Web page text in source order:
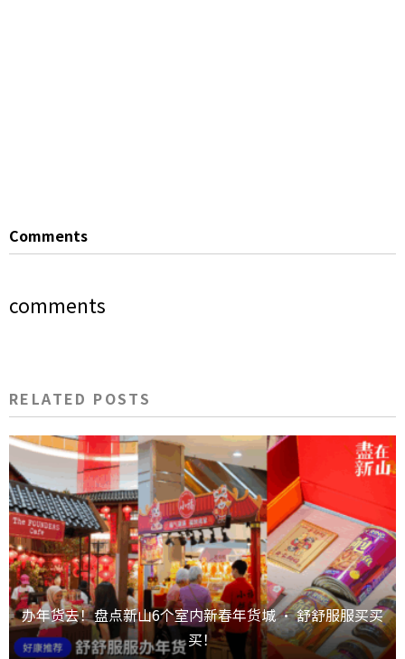
Comments
comments
RELATED POSTS
办年货去！盘点新山6个室内新春年货城 · 舒舒服服买买
买！